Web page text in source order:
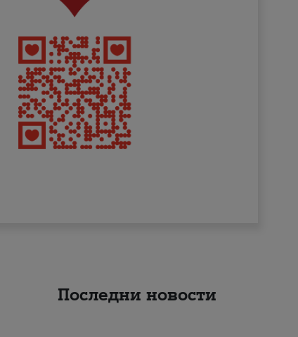
Последни новости